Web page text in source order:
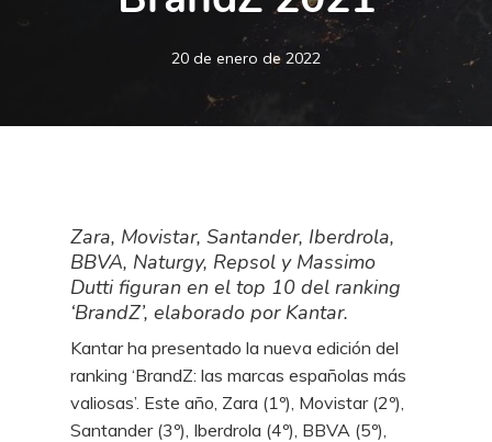
20 de enero de 2022
Zara, Movistar, Santander, Iberdrola,
BBVA, Naturgy, Repsol y Massimo
Dutti figuran en el top 10 del ranking
‘BrandZ’, elaborado por Kantar.
Kantar ha presentado la nueva edición del
ranking ‘BrandZ: las marcas españolas más
valiosas’. Este año, Zara (1º), Movistar (2º),
Santander (3º), Iberdrola (4º), BBVA (5º),